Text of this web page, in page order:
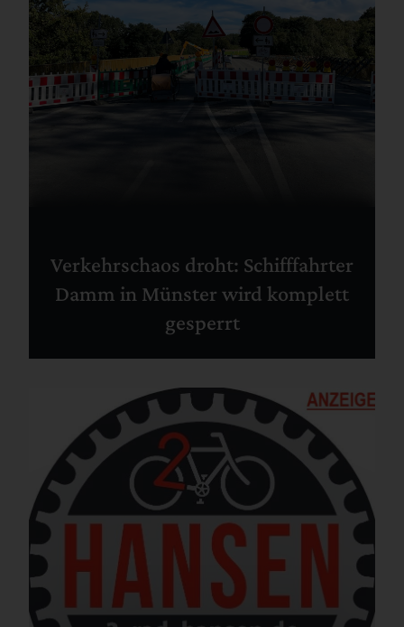
Verkehrschaos droht: Schifffahrter
Damm in Münster wird komplett
gesperrt